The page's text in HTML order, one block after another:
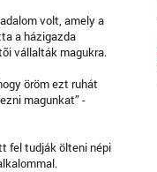
volt, amely a
a házigazda
vállalták magukra.
öröm ezt ruhát
magunkat” -
fel tudják ölteni népi